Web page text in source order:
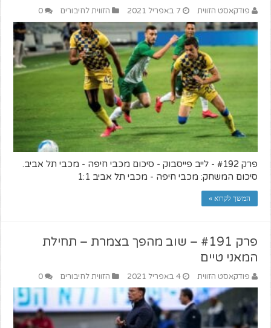
פודקאסט הזווית 7 באפריל 2021 הזווית לחיבורים 0
פרק #192 - לייב פייסבוק - סיכום מכבי חיפה - מכבי תל אביב.
סיכום המשחק: מכבי חיפה - מכבי תל אביב 1:1
המשך לקרוא »
פרק #191 – שוב מהפך בצמרת – תחילת
המאני טיים
פודקאסט הזווית 4 באפריל 2021 הזווית לחיבורים 0